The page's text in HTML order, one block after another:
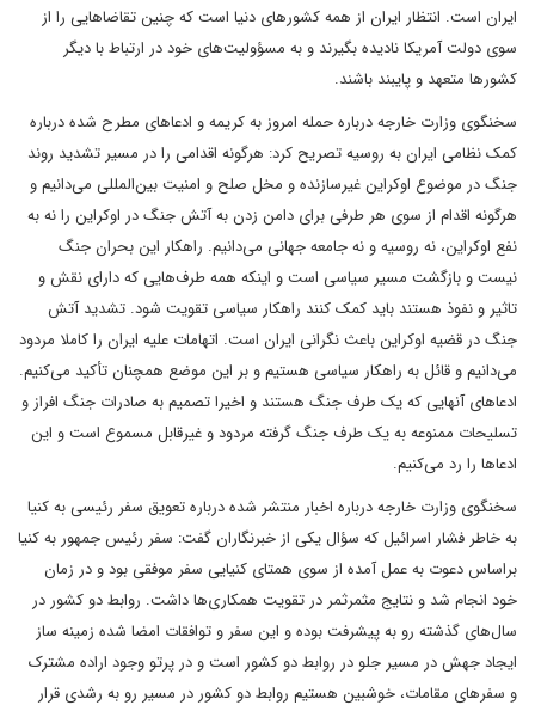
ایران است. انتظار ایران از همه کشورهای دنیا است که چنین تقاضاهایی را از
سوی دولت آمریکا نادیده بگیرند و به مسؤولیت‌های خود در ارتباط با دیگر
کشورها متعهد و پایبند باشند.
سخنگوی وزارت خارجه درباره حمله امروز به کریمه و ادعاهای مطرح شده درباره
کمک نظامی ایران به روسیه تصریح کرد: هرگونه اقدامی را در مسیر تشدید روند
جنگ در موضوع اوکراین غیرسازنده و مخل صلح و امنیت بین‌المللی می‌دانیم و
هرگونه اقدام از سوی هر طرفی برای دامن زدن به آتش جنگ در اوکراین را نه به
نفع اوکراین، نه روسیه و نه جامعه جهانی می‌دانیم. راهکار این بحران جنگ
نیست و بازگشت مسیر سیاسی است و اینکه همه طرف‌هایی که دارای نقش و
تاثیر و نفوذ هستند باید کمک کنند راهکار سیاسی تقویت شود. تشدید آتش
جنگ در قضیه اوکراین باعث نگرانی ایران است. اتهامات علیه ایران را کاملا مردود
می‌دانیم و قائل به راهکار سیاسی هستیم و بر این موضع همچنان تأکید می‌کنیم.
ادعاهای آنهایی که یک طرف جنگ هستند و اخیرا تصمیم به صادرات جنگ افراز و
تسلیحات ممنوعه به یک طرف جنگ گرفته مردود و غیرقابل مسموع است و این
ادعاها را رد می‌کنیم.
سخنگوی وزارت خارجه درباره اخبار منتشر شده درباره تعویق سفر رئیسی به کنیا
به خاطر فشار اسرائیل که سؤال یکی از خبرنگاران گفت: سفر رئیس جمهور به کنیا
براساس دعوت به عمل آمده از سوی همتای کنیایی سفر موفقی بود و در زمان
خود انجام شد و نتایج مثمرثمر در تقویت همکاری‌ها داشت. روابط دو کشور در
سال‌های گذشته رو به پیشرفت بوده و این سفر و توافقات امضا شده زمینه ساز
ایجاد جهش در مسیر جلو در روابط دو کشور است و در پرتو وجود اراده مشترک
و سفرهای مقامات، خوشبین هستیم روابط دو کشور در مسیر رو به رشدی قرار